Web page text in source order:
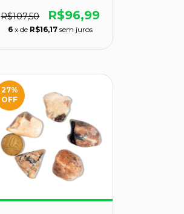
950 Atacado
R$107,50 R$96,99
6 x de R$16,17 sem juros
27%
OFF